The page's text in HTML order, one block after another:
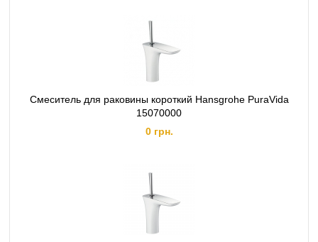
Смеситель для раковины короткий Hansgrohe PuraVida
15070000
0 грн.